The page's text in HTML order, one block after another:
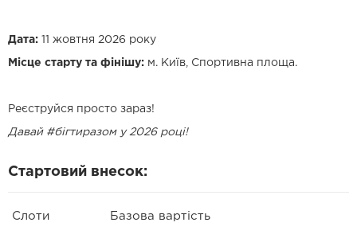
Дата: 11 жовтня 2026 року
Місце старту та фінішу: м. Київ, Спортивна площа.
Реєструйся просто зараз!
Давай #бігтиразом у 2026 році!
Стартовий внесок:
Слоти Базова вартість